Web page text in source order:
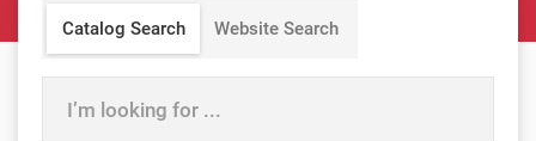
Catalog Search Website Search